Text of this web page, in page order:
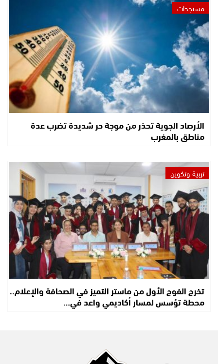
مستجدات
الأرصاد الجوية تحذر من موجة حر شديدة تضرب عدة
مناطق بالمغرب
تربية وتكوين
تخرج الفوج الأول من ماستر التميز في الصحافة والإعلام..
محطة تؤسس لمسار أكاديمي واعد في…